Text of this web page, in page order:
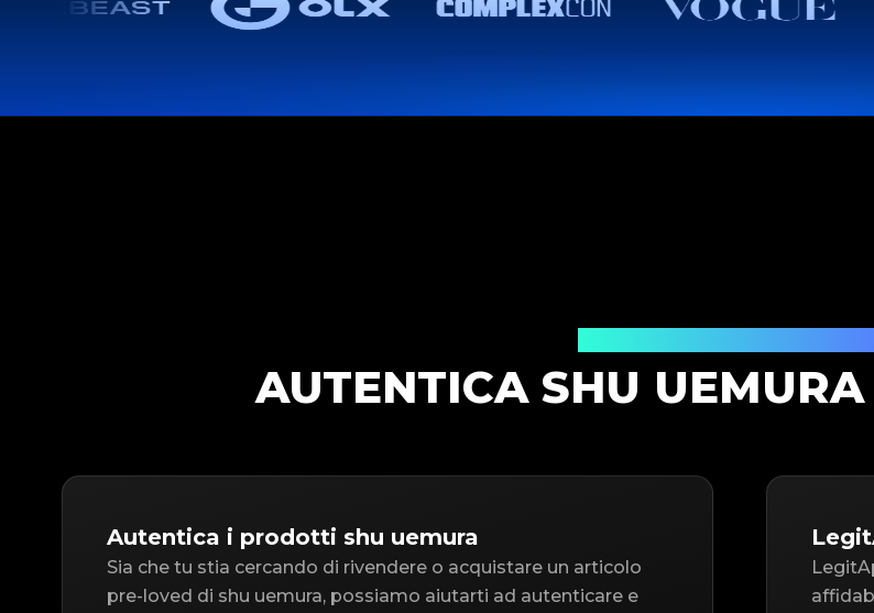
AUTENTICA SHU
Autentica i prodotti shu uemura
Sia che tu stia cercando di rivendere o acquistare un articolo
pre-loved di shu uemura, possiamo aiutarti ad autenticare e